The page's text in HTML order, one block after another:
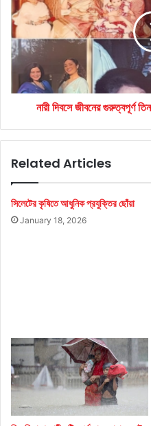
জীবনের
গুরুত্বপূর্ণ
তিন
নারীর
প্রতি
তারেক
রহমানের
নারী দিবসে জীবনের গুরুত্বপূর্ণ
Related Articles
সিলেটের কৃষিতে আধুনিক প্রযুক্তির ছোঁয়া
January 18, 2026